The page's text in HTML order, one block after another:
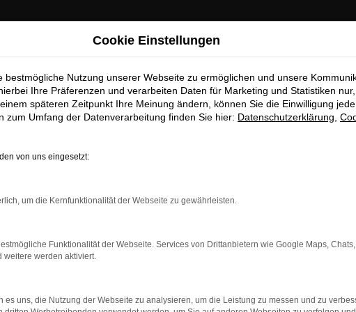
bestimmter Seiten verhindern. Funktioniert die Seite in einem
auf dem neuesten Stand sind.
Cookie Einstellungen
bestmögliche Nutzung unserer Webseite zu ermöglichen und unsere
Ihre Präferenzen und verarbeiten Daten für Marketing und Statistiken
späteren Zeitpunkt Ihre Meinung ändern, können Sie die Einwilligung
zum Umfang der Datenverarbeitung finden Sie hier: Datenschutzerklärung
von uns eingesetzt:
um die Kernfunktionalität der Webseite zu gewährleisten.
Funktionalität der Webseite. Services von Drittanbietern wie Google Maps, Chats,
weitere werden aktiviert.
es uns, die Nutzung der Webseite zu analysieren, um die Leistung zu messen und zu